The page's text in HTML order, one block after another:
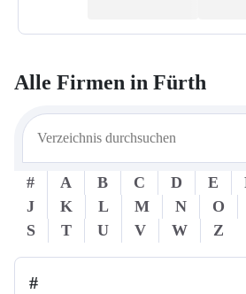
Alle Firmen in Fürth
# A B C D E
J
K L M N O
S
T U V W Z
#